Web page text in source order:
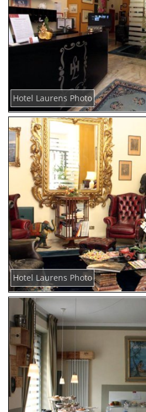
Hotel Laurens Photo
Hotel Laurens Photo